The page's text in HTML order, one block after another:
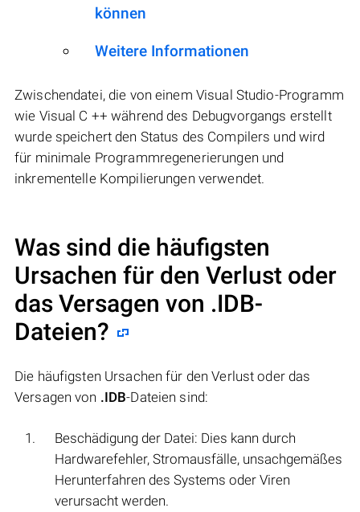
können
Weitere Informationen
Zwischendatei, die von einem Visual Studio-Programm
wie Visual C ++ während des Debugvorgangs erstellt
wurde speichert den Status des Compilers und wird
für minimale Programmregenerierungen und
inkrementelle Kompilierungen verwendet.
Was sind die häufigsten
Ursachen für den Verlust oder
das Versagen von .IDB-
Dateien?
Die häufigsten Ursachen für den Verlust oder das
Versagen von .IDB-Dateien sind:
Beschädigung der Datei: Dies kann durch
Hardwarefehler, Stromausfälle, unsachgemäßes
Herunterfahren des Systems oder Viren
verursacht werden.